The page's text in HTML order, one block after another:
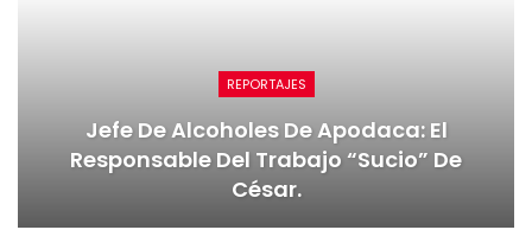
REPORTAJES
Jefe De Alcoholes De Apodaca: El
Responsable Del Trabajo “sucio” De
César.